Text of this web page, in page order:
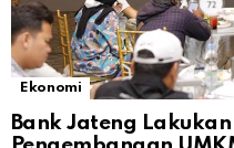
Ekonomi
Bank Jateng